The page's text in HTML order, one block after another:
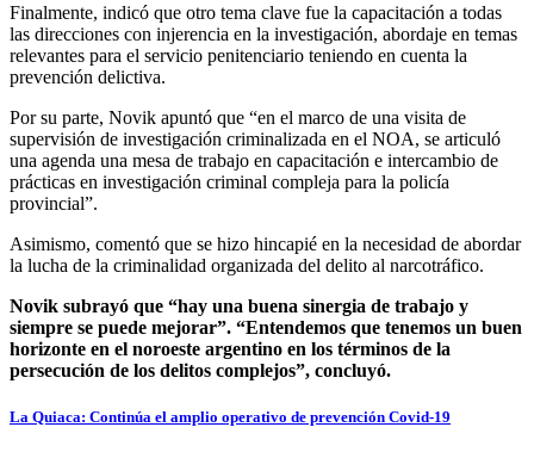
Finalmente, indicó que otro tema clave fue la capacitación a todas
las direcciones con injerencia en la investigación, abordaje en temas
relevantes para el servicio penitenciario teniendo en cuenta la
prevención delictiva.
Por su parte, Novik apuntó que “en el marco de una visita de
supervisión de investigación criminalizada en el NOA, se articuló
una agenda una mesa de trabajo en capacitación e intercambio de
prácticas en investigación criminal compleja para la policía
provincial”.
Asimismo, comentó que se hizo hincapié en la necesidad de abordar
la lucha de la criminalidad organizada del delito al narcotráfico.
Novik subrayó que “hay una buena sinergia de trabajo y
siempre se puede mejorar”. “Entendemos que tenemos un buen
horizonte en el noroeste argentino en los términos de la
persecución de los delitos complejos”, concluyó.
La Quiaca: Continúa el amplio operativo de prevención Covid-19